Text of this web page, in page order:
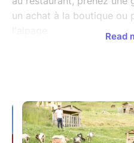
un achat à la boutique ou
15h30 - Durée : 30
Vous avez une table de
Read